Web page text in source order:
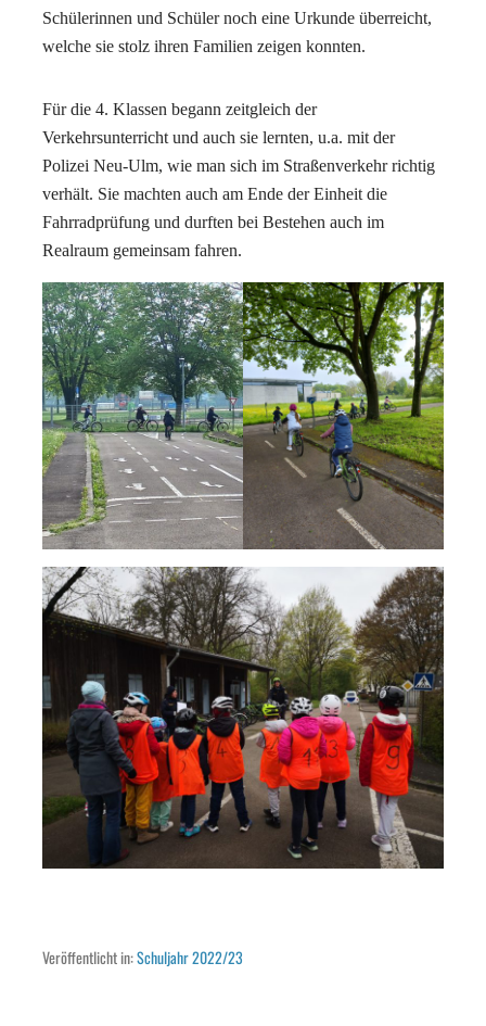
Schülerinnen und Schüler noch eine Urkunde überreicht,
welche sie stolz ihren Familien zeigen konnten.
Für die 4. Klassen begann zeitgleich der
Verkehrsunterricht und auch sie lernten, u.a. mit der
Polizei Neu-Ulm, wie man sich im Straßenverkehr richtig
verhält. Sie machten auch am Ende der Einheit die
Fahrradprüfung und durften bei Bestehen auch im
Realraum gemeinsam fahren.
Veröffentlicht in:Schuljahr 2022/23